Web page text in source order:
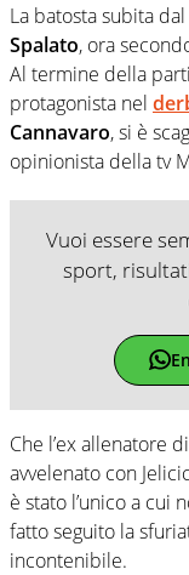
La batosta subita dal
Spalato, ora
Al termine della
protagonista nel
Cannavaro, si è
opinionista della tv
Vuoi essere
sport,
Che l’ex allenatore
avvelenato con
è stato l’unico a cui
fatto seguito la
incontenibile.